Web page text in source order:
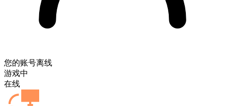
您的账号离线
游戏中
在线